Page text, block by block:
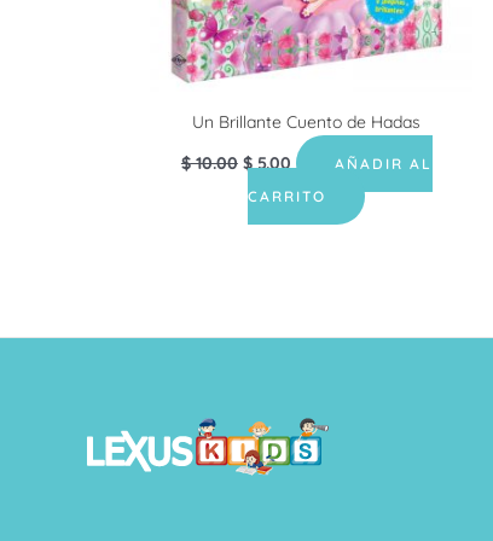
Un Brillante Cuento de Hadas
$10.00 $5.00
AÑADIR AL
CARRITO